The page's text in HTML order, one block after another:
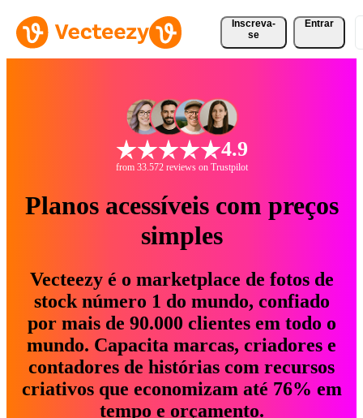
Inscreva-
se
Entrar
4.9
from 33.572 reviews on Trustpilot
Planos acessíveis com preços
simples
Vecteezy é o marketplace de fotos de
stock número 1 do mundo, confiado
por mais de 90.000 clientes em todo o
mundo. Capacita marcas, criadores e
contadores de histórias com recursos
criativos que economizam até 76% em
tempo e orçamento.